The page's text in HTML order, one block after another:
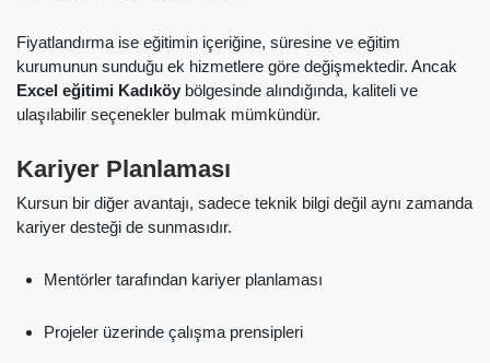
Fiyatlandırma ise eğitimin içeriğine, süresine ve eğitim
kurumunun sunduğu ek hizmetlere göre değişmektedir. Ancak
Excel eğitimi Kadıköy bölgesinde alındığında, kaliteli ve
ulaşılabilir seçenekler bulmak mümkündür.
Kariyer Planlaması
Kursun bir diğer avantajı, sadece teknik bilgi değil aynı zamanda
kariyer desteği de sunmasıdır.
Mentörler tarafından kariyer planlaması
Projeler üzerinde çalışma prensipleri